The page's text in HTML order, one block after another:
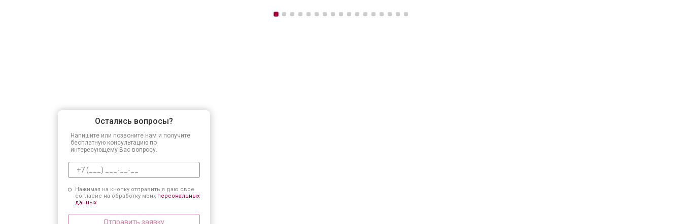
Остались вопросы?
Напишите или позвоните нам и получите
бесплатную консультацию по
интересующему Вас вопросу.
Нажимая на кнопку отправить я даю свое
согласие на обработку моих персональных
данных.
Отправить заявку